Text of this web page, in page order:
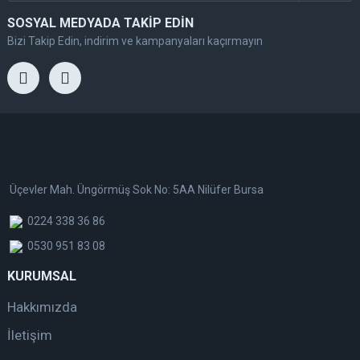
SOSYAL MEDYADA TAKİP EDİN
Bizi Takip Edin, indirim ve kampanyaları kaçırmayın
Üçevler Mah. Üngörmüş Sok No: 5AA Nilüfer Bursa
0224 338 36 86
0530 951 83 08
KURUMSAL
Hakkımızda
İletişim